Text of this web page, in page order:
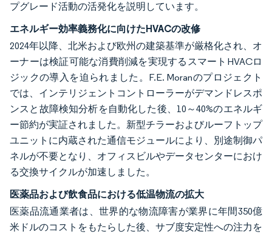
プグレード活動の活発化を説明しています。
エネルギー効率義務化に向けたHVACの改修
2024年以降、北米および欧州の建築基準が厳格化され、オ
ーナーは検証可能な消費削減を実現するスマートHVACロ
ジックの導入を迫られました。F.E. Moranのプロジェクト
では、インテリジェントコントローラーがデマンドレスポ
ンスと故障検知分析を自動化した後、10～40%のエネルギ
ー節約が実証されました。新型チラーおよびルーフトップ
ユニットに内蔵された通信モジュールにより、別途制御パ
ネルが不要となり、オフィスビルやデータセンターにおけ
る交換サイクルが加速しました。
医薬品および飲食品における低温物流の拡大
医薬品流通業者は、世界的な物流障害が業界に年間350億
米ドルのコストをもたらした後、サブ度安定性への注力を